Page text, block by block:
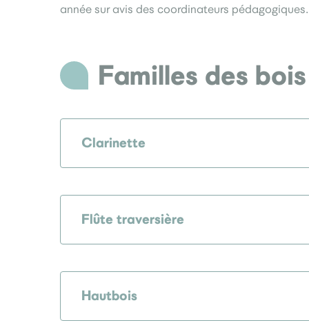
année sur avis des coordinateurs pédagogiques.
Familles des bois
Clarinette
Flûte traversière
Hautbois